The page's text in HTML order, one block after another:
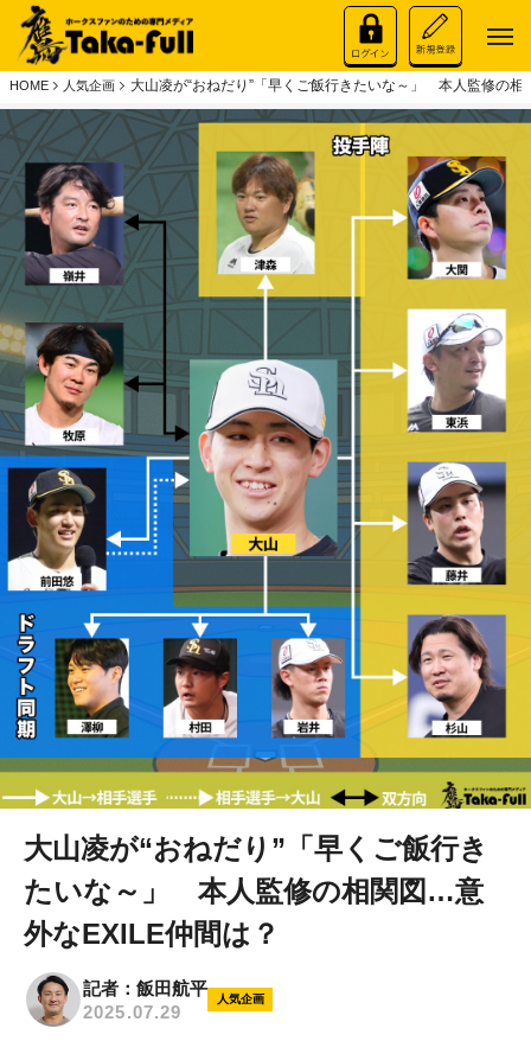
HOME 人気企画 大山凌が“おねだり”「早くご飯行きたいな～」 本人監修の
大山凌が“おねだり”「早くご飯行き
たいな～」 本人監修の相関図…意
外なEXILE仲間は？
記者：飯田航平
2025.07.29
人気企画